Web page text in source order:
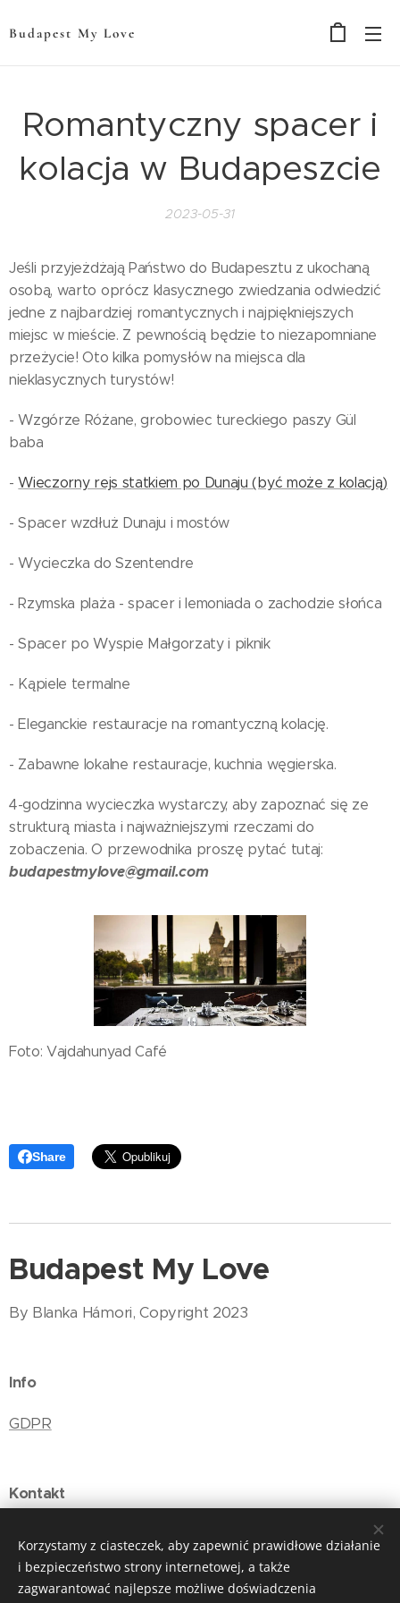
Budapest My Love
Romantyczny spacer i
kolacja w Budapeszcie
2023-05-31
Jeśli przyjeżdżają Państwo do Budapesztu z ukochaną
osobą, warto oprócz klasycznego zwiedzania odwiedzić
jedne z najbardziej romantycznych i najpiękniejszych
miejsc w mieście. Z pewnością będzie to niezapomniane
przeżycie! Oto kilka pomysłów na miejsca dla
nieklasycznych turystów!
- Wzgórze Różane, grobowiec tureckiego paszy Gül
baba
-Wieczorny rejs statkiem po Dunaju (być może z kolacją)
- Spacer wzdłuż Dunaju i mostów
- Wycieczka do Szentendre
- Rzymska plaża - spacer i lemoniada o zachodzie słońca
- Spacer po Wyspie Małgorzaty i piknik
- Kąpiele termalne
- Eleganckie restauracje na romantyczną kolację.
- Zabawne lokalne restauracje, kuchnia węgierska.
4-godzinna wycieczka wystarczy, aby zapoznać się ze
strukturą miasta i najważniejszymi rzeczami do
zobaczenia. O przewodnika proszę pytać tutaj:
budapestmylove@gmail.com
Foto: Vajdahunyad Café
Share
Budapest My Love
By Blanka Hámori, Copyright 2023
Info
GDPR
Kontakt
Korzystamy z ciasteczek, aby zapewnić prawidłowe działanie
i bezpieczeństwo strony internetowej, a także
zagwarantować najlepsze możliwe doświadczenia